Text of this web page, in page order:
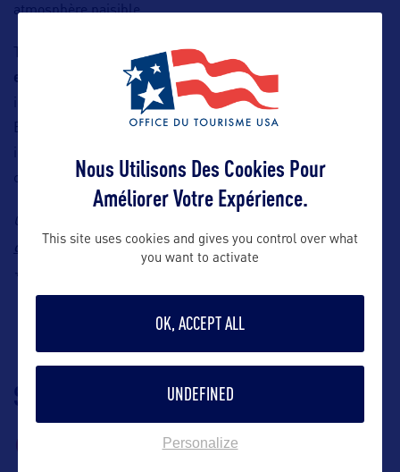
atmosphère paisible.
Tout au long de la visite,un guide francophone local
expérimenté
partage anecdotes, repères historiques et
informations sur la vie locale.
Entre océan, architecture et nature, cette excursion est
combinant liberté, paysages et culture à ciel ouvert.
Contact : Destinations Off Road, Charlotte, E-mail :
contact@californieoffroad.com , Tel : +1 (845) 709 8334 ou
+33 1 89 70 55 05
SUIVEZ-NOUS
TÉLÉCHARGEZ LA
BROCHURE
Nous Utilisons Des Cookies Pour
Améliorer Votre Expérience.
This site uses cookies and gives you control over what
you want to activate
OK, ACCEPT ALL
UNDEFINED
Personalize